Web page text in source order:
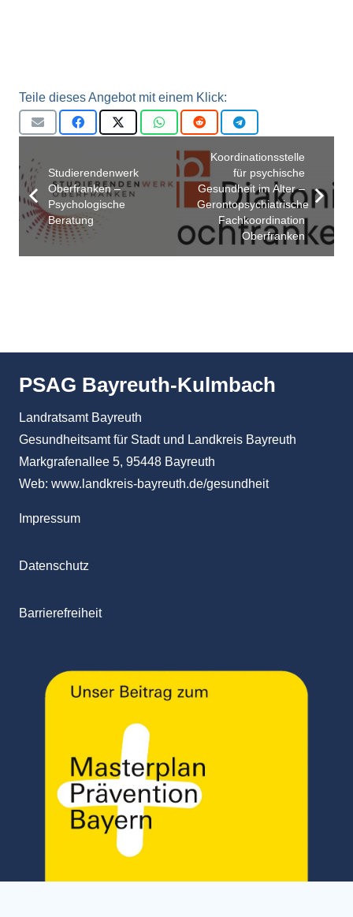
Teile dieses Angebot mit einem Klick:
Studierendenwerk
Oberfranken –
Psychologische
Beratung
Koordinationsstelle
für psychische
Gesundheit im Alter –
Gerontopsychiatrische
Fachkoordination
Oberfranken
PSAG Bayreuth-Kulmbach
Landratsamt Bayreuth
Gesundheitsamt für Stadt und Landkreis Bayreuth
Markgrafenallee 5, 95448 Bayreuth
Web: www.landkreis-bayreuth.de/gesundheit
Impressum
Datenschutz
Barrierefreiheit